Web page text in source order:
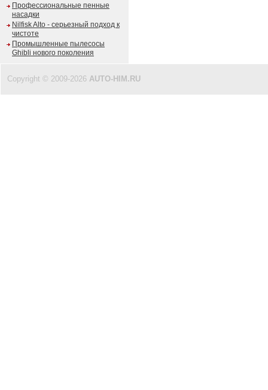
Профессиональные пенные
насадки
Nilfisk Alto - серьезный подход к
чистоте
Промышленные пылесосы
Ghibli нового поколения
Copyright © 2009-2026 AUTO-HIM.RU